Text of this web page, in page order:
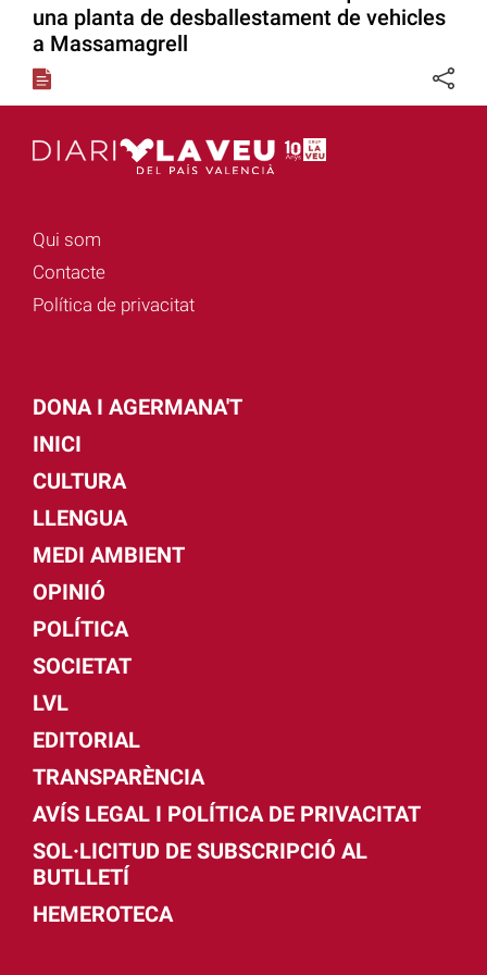
una planta de desballestament de vehicles
a Massamagrell
Qui som
Contacte
Política de privacitat
DONA I AGERMANA'T
INICI
CULTURA
LLENGUA
MEDI AMBIENT
OPINIÓ
POLÍTICA
SOCIETAT
LVL
EDITORIAL
TRANSPARÈNCIA
AVÍS LEGAL I POLÍTICA DE PRIVACITAT
SOL·LICITUD DE SUBSCRIPCIÓ AL
BUTLLETÍ
HEMEROTECA